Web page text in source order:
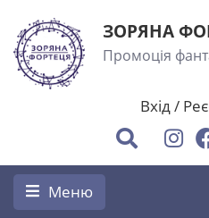
ЗОРЯНА
Промоція
Вхід/
Меню